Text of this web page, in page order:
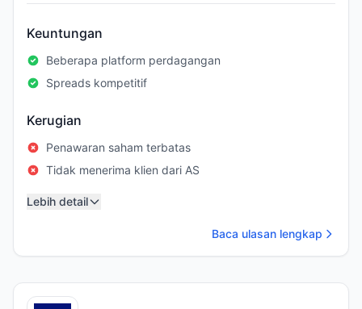
Keuntungan
Beberapa platform perdagangan
Spreads kompetitif
Kerugian
Penawaran saham terbatas
Tidak menerima klien dari AS
Lebih detail
Baca ulasan lengkap